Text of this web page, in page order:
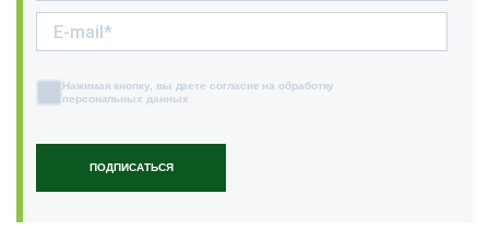
ПОДПИСАТЬСЯ
Нажимая кнопку, вы даете согласие на обработку
персональных данных